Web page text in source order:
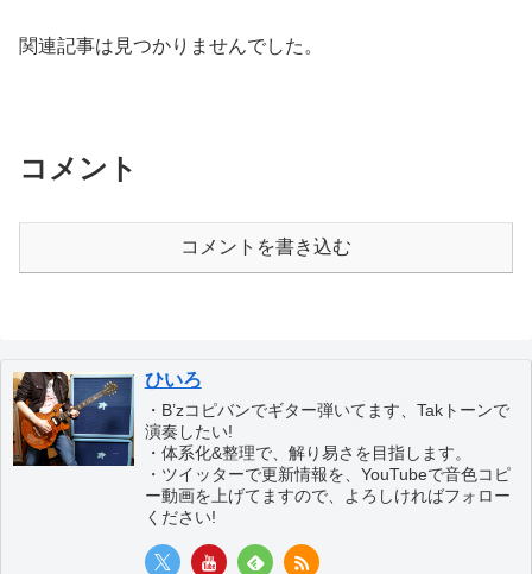
関連記事は見つかりませんでした。
コメント
コメントを書き込む
ひいろ
・B’zコピバンでギター弾いてます、Takトーンで
演奏したい!
・体系化&整理で、解り易さを目指します。
・ツイッターで更新情報を、YouTubeで音色コピ
ー動画を上げてますので、よろしければフォロー
ください!